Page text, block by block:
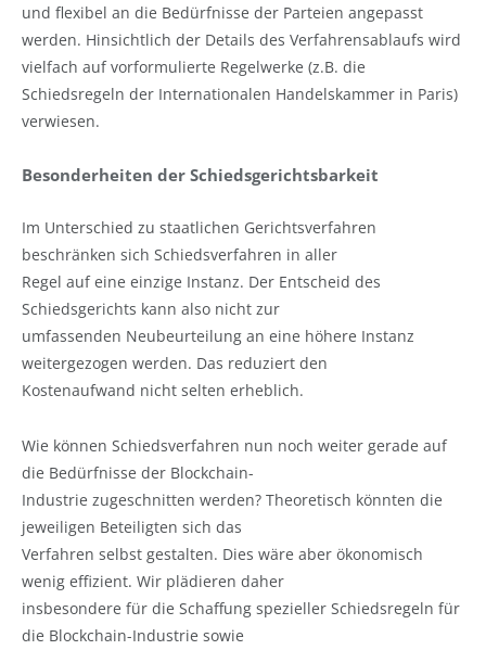
und flexibel an die Bedürfnisse der Parteien angepasst
werden. Hinsichtlich der Details des Verfahrensablaufs wird
vielfach auf vorformulierte Regelwerke (z.B. die
Schiedsregeln der Internationalen Handelskammer in Paris)
verwiesen.
Besonderheiten der Schiedsgerichtsbarkeit
Im Unterschied zu staatlichen Gerichtsverfahren
beschränken sich Schiedsverfahren in aller
Regel auf eine einzige Instanz. Der Entscheid des
Schiedsgerichts kann also nicht zur
umfassenden Neubeurteilung an eine höhere Instanz
weitergezogen werden. Das reduziert den
Kostenaufwand nicht selten erheblich.
Wie können Schiedsverfahren nun noch weiter gerade auf
die Bedürfnisse der Blockchain-
Industrie zugeschnitten werden? Theoretisch könnten die
jeweiligen Beteiligten sich das
Verfahren selbst gestalten. Dies wäre aber ökonomisch
wenig effizient. Wir plädieren daher
insbesondere für die Schaffung spezieller Schiedsregeln für
die Blockchain-Industrie sowie